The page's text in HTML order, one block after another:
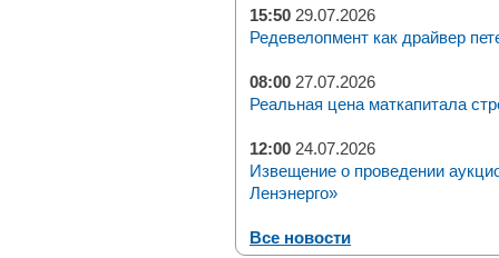
15:50 29.07.2026
Редевелопмент как драйвер
08:00 27.07.2026
Реальная цена маткапитала
12:00 24.07.2026
Извещение о проведении
Ленэнерго»
Все новости